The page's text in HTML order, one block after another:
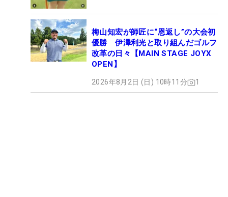
梅山知宏が師匠に“恩返し”の大会初
優勝 伊澤利光と取り組んだゴルフ
改革の日々【MAIN STAGE JOYX
OPEN】
2026年8月2日 (日) 10時11分 1